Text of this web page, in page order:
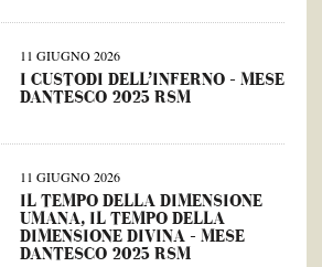
11 GIUGNO 2026
I CUSTODI DELL’INFERNO – MESE
DANTESCO 2025 RSM
11 GIUGNO 2026
IL TEMPO DELLA DIMENSIONE
UMANA, IL TEMPO DELLA
DIMENSIONE DIVINA – MESE
DANTESCO 2025 RSM